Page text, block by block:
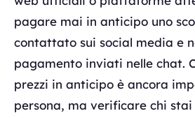
pagare mai in anticipo uno
contattato sui social media e
pagamento inviati nelle chat.
prezzi in anticipo è ancora
persona, ma verificare chi